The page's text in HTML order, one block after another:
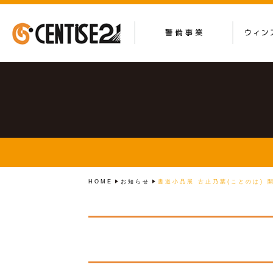
HOME お知らせ 書道小品展 古止乃葉(ことのは)